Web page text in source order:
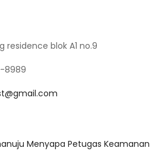
residence blok A1 no.9
8989
Menyapa Petugas Keamanan